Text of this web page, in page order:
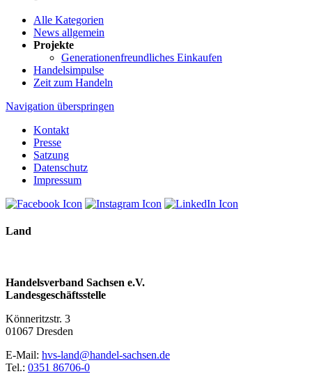
Alle Kategorien
News allgemein
Projekte
Generationenfreundliches Einkaufen
Handelsimpulse
Zeit zum Handeln
Navigation überspringen
Kontakt
Presse
Satzung
Datenschutz
Impressum
Land
Handelsverband Sachsen e.V.
Landesgeschäftsstelle
Könneritzstr. 3
01067 Dresden
E-Mail: hvs-land@handel-sachsen.de
Tel.: 0351 86706-0